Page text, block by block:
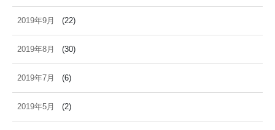
2019年9月 (22)
2019年8月 (30)
2019年7月 (6)
2019年5月 (2)